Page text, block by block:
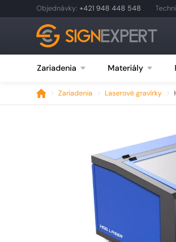
Objednávky: +421 948 448 548
Zariadenia Materiály
Zariadenia Laserové gravírky